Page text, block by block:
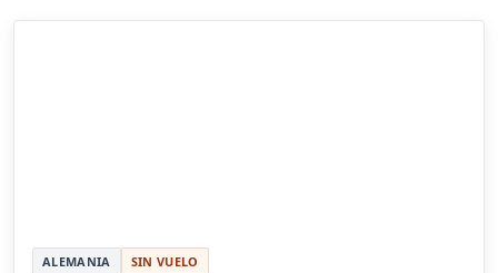
ALEMANIA SIN VUELO